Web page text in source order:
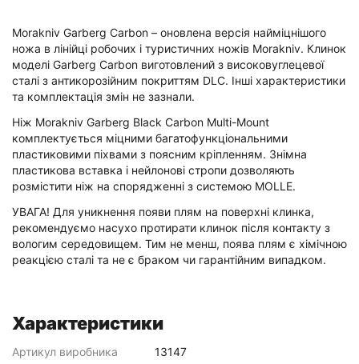
Morakniv Garberg Carbon – оновлена версія найміцнішого
ножа в лінійці робочих і туристичних ножів Morakniv. Клинок
моделі Garberg Carbon виготовлений з високовуглецевої
сталі з антикорозійним покриттям DLC. Інші характеристики
та комплектація змін не зазнали.
Ніж Morakniv Garberg Black Carbon Multi-Mount
комплектується міцними багатофункціональними
пластиковими піхвами з поясним кріпленням. Знімна
пластикова вставка і нейлонові стропи дозволяють
розмістити ніж на спорядженні з системою MOLLE.
УВАГА! Для уникнення появи плям на поверхні клинка,
рекомендуємо насухо протирати клинок після контакту з
вологим середовищем. Тим не менш, поява плям є хімічною
реакцією сталі та не є браком чи гарантійним випадком.
Характеристики
Артикул виробника
13147